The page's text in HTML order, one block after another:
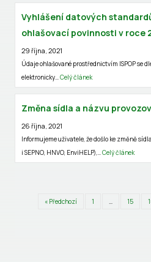
Vyhlášení datových
ohlašovací povinnosti v roce
29 října, 2021
Údaje ohlašované prostřednictvím ISPOP se
elektronicky…Celý článek
Změna sídla a názvu
26 října, 2021
Informujeme uživatele, že došlo ke změně
i SEPNO, HNVO, EnviHELP),…Celý článek
« Předchozí 1 … 15